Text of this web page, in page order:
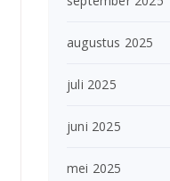
augustus 2025
juli 2025
juni 2025
mei 2025